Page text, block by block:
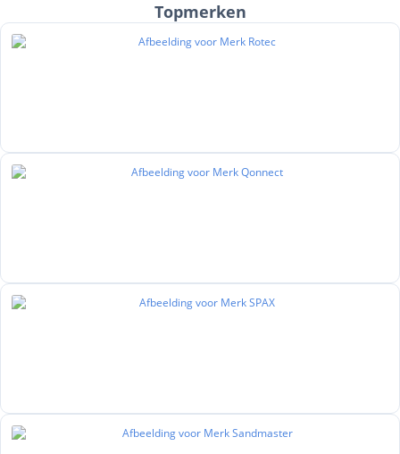
Topmerken